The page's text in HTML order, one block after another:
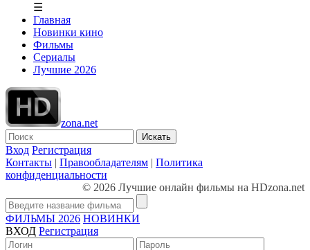
☰
Главная
Новинки кино
Фильмы
Сериалы
Лучшие 2026
zona.net
Искать
Вход Регистрация
Контакты | Правообладателям | Политика
конфиденциальности
© 2026 Лучшие онлайн фильмы на HDzona.net
ФИЛЬМЫ 2026 НОВИНКИ
ВХОД Регистрация